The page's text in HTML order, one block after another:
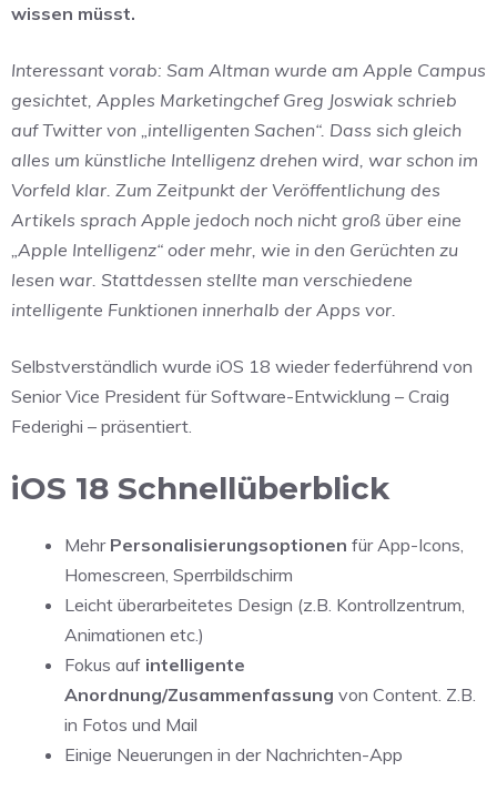
wissen müsst.
Interessant vorab: Sam Altman wurde am Apple Campus
gesichtet, Apples Marketingchef Greg Joswiak schrieb
auf Twitter von „intelligenten Sachen“. Dass sich gleich
alles um künstliche Intelligenz drehen wird, war schon im
Vorfeld klar. Zum Zeitpunkt der Veröffentlichung des
Artikels sprach Apple jedoch noch nicht groß über eine
„Apple Intelligenz“ oder mehr, wie in den Gerüchten zu
lesen war. Stattdessen stellte man verschiedene
intelligente Funktionen innerhalb der Apps vor.
Selbstverständlich wurde iOS 18 wieder federführend von
Senior Vice President für Software-Entwicklung – Craig
Federighi – präsentiert.
iOS 18 Schnellüberblick
Mehr Personalisierungsoptionen für App-Icons,
Homescreen, Sperrbildschirm
Leicht überarbeitetes Design (z.B. Kontrollzentrum,
Animationen etc.)
Fokus auf intelligente
Anordnung/Zusammenfassung von Content. Z.B.
in Fotos und Mail
Einige Neuerungen in der Nachrichten-App